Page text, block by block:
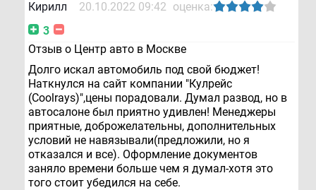
Кирилл 20.10.2022 09:42 оценка:
3
Отзыв о Центр авто в Москве
Долго искал автомобиль под свой бюджет!
Наткнулся на сайт компании "Кулрейс
(Сoolrays)",цены порадовали. Думал развод, но в
автосалоне был приятно удивлен! Менеджеры
приятные, доброжелательны, дополнительных
условий не навязывали(предложили, но я
отказался и все). Оформление документов
заняло времени больше чем я думал-хотя это
того стоит убедился на себе.